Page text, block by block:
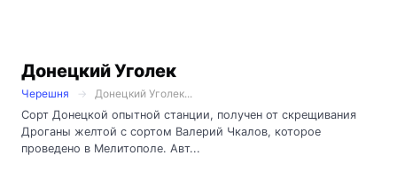
Донецкий Уголек
Черешня
Донецкий Уголек...
Сорт Донецкой опытной станции, получен от скрещивания
Дроганы желтой с сортом Валерий Чкалов, которое
проведено в Мелитополе. Авт...